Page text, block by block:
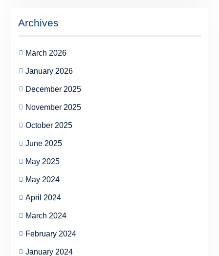
Archives
March 2026
January 2026
December 2025
November 2025
October 2025
June 2025
May 2025
May 2024
April 2024
March 2024
February 2024
January 2024